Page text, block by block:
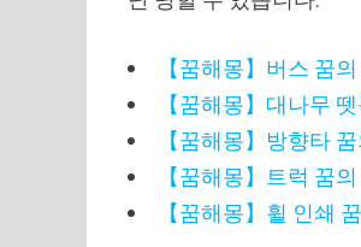
【꿈해몽】버스 꿈
【꿈해몽】대나무
【꿈해몽】방향타
【꿈해몽】트럭 꿈
【꿈해몽】휠 인쇄